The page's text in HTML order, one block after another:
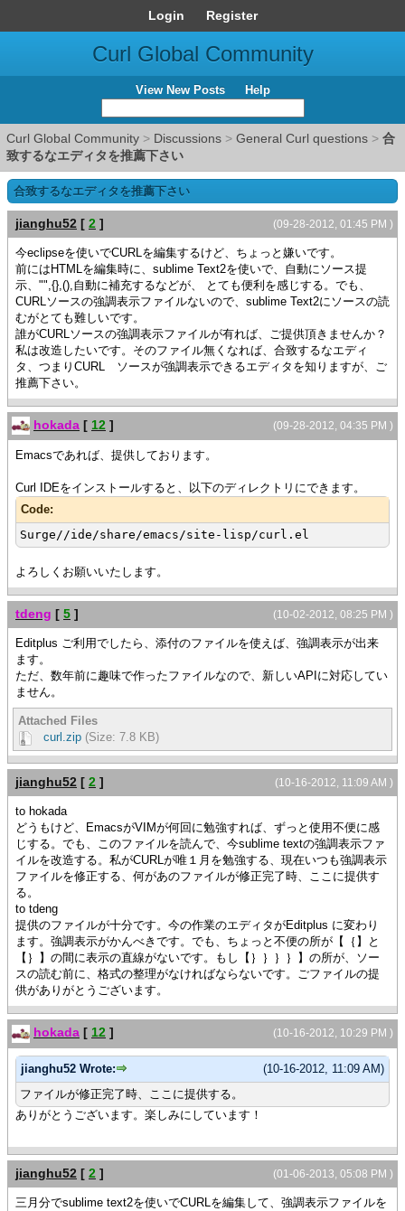
Login Register
Curl Global Community
View New Posts Help
Curl Global Community > Discussions > General Curl questions > 合
致するなエディタを推薦下さい
合致するなエディタを推薦下さい
(09-28-2012, 01:45 PM )
jianghu52 [ 2 ]
今eclipseを使いでCURLを編集するけど、ちょっと嫌いです。
前にはHTMLを編集時に、sublime Text2を使いで、自動にソース提
示、"",{},(),自動に補充するなどが、 とても便利を感じする。でも、
CURLソースの強調表示ファイルないので、sublime Text2にソースの読
むがとても難しいです。
誰がCURLソースの強調表示ファイルが有れば、ご提供頂きませんか？
私は改造したいです。そのファイル無くなれば、合致するなエディ
タ、つまりCURL ソースが強調表示できるエディタを知りますが、ご
推薦下さい。
(09-28-2012, 04:35 PM )
hokada [ 12 ]
Emacsであれば、提供しております。
Curl IDEをインストールすると、以下のディレクトリにできます。
Code:
Surge//ide/share/emacs/site-lisp/curl.el
よろしくお願いいたします。
(10-02-2012, 08:25 PM )
tdeng [ 5 ]
Editplus ご利用でしたら、添付のファイルを使えば、強調表示が出来
ます。
ただ、数年前に趣味で作ったファイルなので、新しいAPIに対応してい
ません。
Attached Files
curl.zip (Size: 7.8 KB)
(10-16-2012, 11:09 AM )
jianghu52 [ 2 ]
to hokada
どうもけど、EmacsがVIMが何回に勉強すれば、ずっと使用不便に感
じする。でも、このファイルを読んで、今sublime textの強調表示ファ
イルを改造する。私がCURLが唯１月を勉強する、現在いつも強調表示
ファイルを修正する、何があのファイルが修正完了時、ここに提供す
る。
to tdeng
提供のファイルが十分です。今の作業のエディタがEditplus に変わり
ます。強調表示がかんべきです。でも、ちょっと不便の所が【｛】と
【｝】の間に表示の直線がないです。もし【｝｝｝｝】の所が、ソー
スの読む前に、格式の整理がなければならないです。ごファイルの提
供がありがとうございます。
(10-16-2012, 10:29 PM )
hokada [ 12 ]
(10-16-2012, 11:09 AM)
jianghu52 Wrote:
ファイルが修正完了時、ここに提供する。
ありがとうございます。楽しみにしています！
(01-06-2013, 05:08 PM )
jianghu52 [ 2 ]
三月分でsublime text2を使いでCURLを編集して、強調表示ファイルを